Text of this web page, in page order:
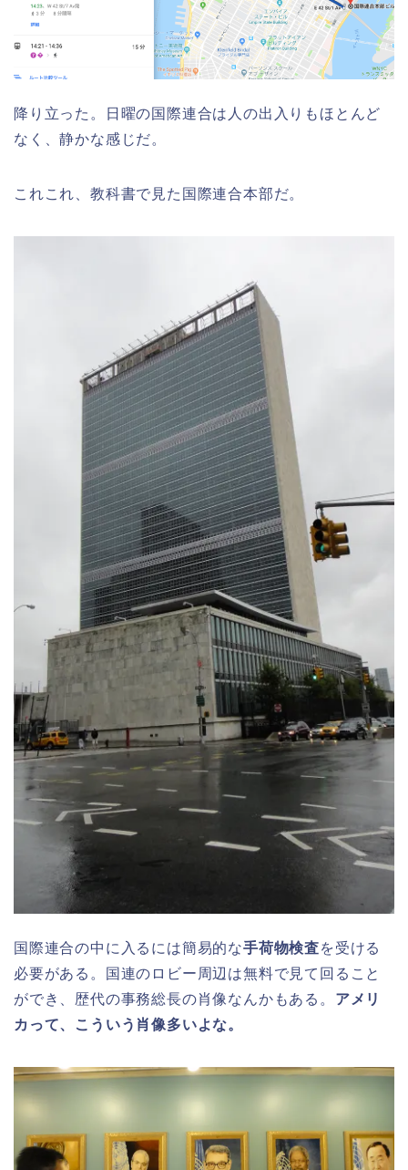
降り立った。日曜の国際連合は人の出入りもほとんど
なく、静かな感じだ。
これこれ、教科書で見た国際連合本部だ。
国際連合の中に入るには簡易的な手荷物検査を受ける
必要がある。国連のロビー周辺は無料で見て回ること
ができ、歴代の事務総長の肖像なんかもある。 アメリ
カって、こういう肖像多いよな。